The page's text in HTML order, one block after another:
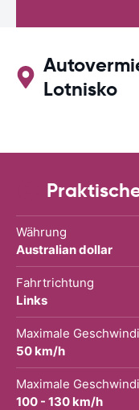
Lotnisko
Währung
Australian dollar
Fahrtrichtung
Links
Maximale
50 km/h
Maximale
100 - 130 km/h